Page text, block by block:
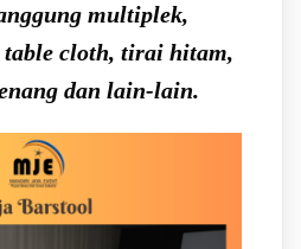
multiplek,
cloth, tirai hitam,
dan lain-lain.